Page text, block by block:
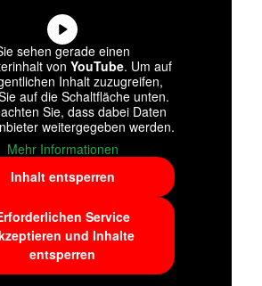
sehen gerade einen
von YouTube. Um auf
Inhalt zuzugreifen,
auf die Schaltfläche unten.
Sie, dass dabei Daten
weitergegeben werden.
Mehr Informationen
Inhalt entsperren
Service
und Inhalte
entsperren